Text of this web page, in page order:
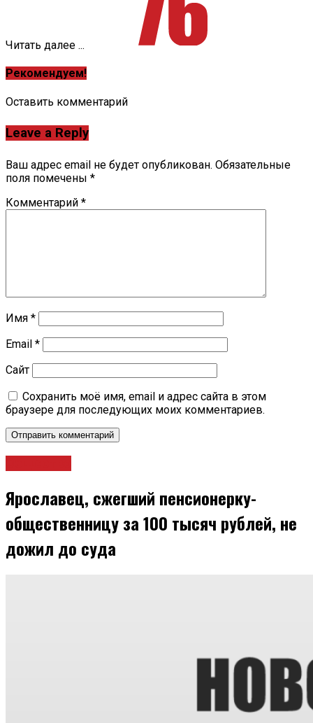
Читать далее ...
Рекомендуем!
Оставить комментарий
Leave a Reply
Ваш адрес email не будет опубликован. Обязательные
поля помечены *
Комментарий *
Имя *
Email *
Сайт
Сохранить моё имя, email и адрес сайта в этом
браузере для последующих моих комментариев.
Ярославец, сжегший пенсионерку-
общественницу за 100 тысяч рублей, не
дожил до суда